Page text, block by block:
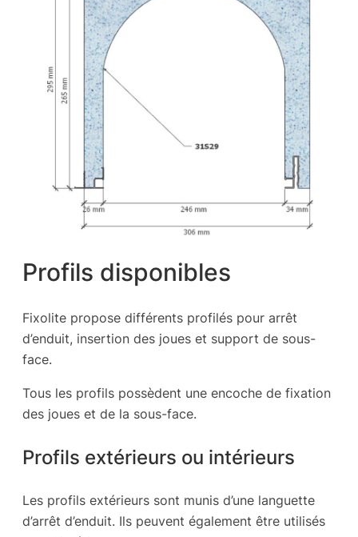
Profils disponibles
Fixolite propose différents profilés pour arrêt
d’enduit, insertion des joues et support de sous-
face.
Tous les profils possèdent une encoche de fixation
des joues et de la sous-face.
Profils extérieurs ou intérieurs
Les profils extérieurs sont munis d’une languette
d’arrêt d’enduit. Ils peuvent également être utilisés